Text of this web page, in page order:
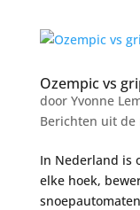
Ozempic vs
door Yvonne
Berichten uit de
In Nederland is
elke hoek,